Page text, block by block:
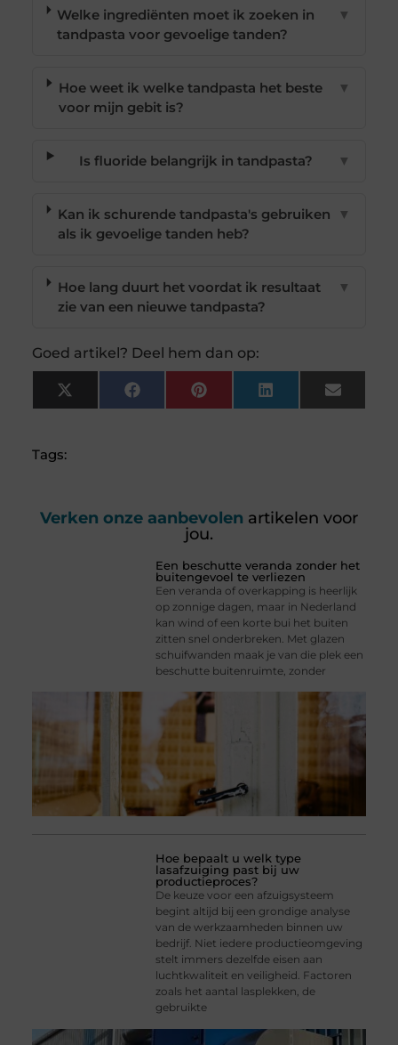
Welke ingrediënten moet ik zoeken in
tandpasta voor gevoelige tanden?
▼
Hoe weet ik welke tandpasta het beste
voor mijn gebit is?
▼
Is fluoride belangrijk in tandpasta? ▼
Kan ik schurende tandpasta's gebruiken
als ik gevoelige tanden heb?
▼
Hoe lang duurt het voordat ik resultaat
zie van een nieuwe tandpasta?
▼
Goed artikel? Deel hem dan op:
X
(Twitter)
FacebookPinterest LinkedIn Email
Tags:
Verken onze aanbevolen artikelen voor
jou.
Een beschutte veranda zonder het
buitengevoel te verliezen
Een veranda of overkapping is heerlijk
op zonnige dagen, maar in Nederland
kan wind of een korte bui het buiten
zitten snel onderbreken. Met glazen
schuifwanden maak je van die plek een
beschutte buitenruimte, zonder
Hoe bepaalt u welk type
lasafzuiging past bij uw
productieproces?
De keuze voor een afzuigsysteem
begint altijd bij een grondige analyse
van de werkzaamheden binnen uw
bedrijf. Niet iedere productieomgeving
stelt immers dezelfde eisen aan
luchtkwaliteit en veiligheid. Factoren
zoals het aantal lasplekken, de
gebruikte